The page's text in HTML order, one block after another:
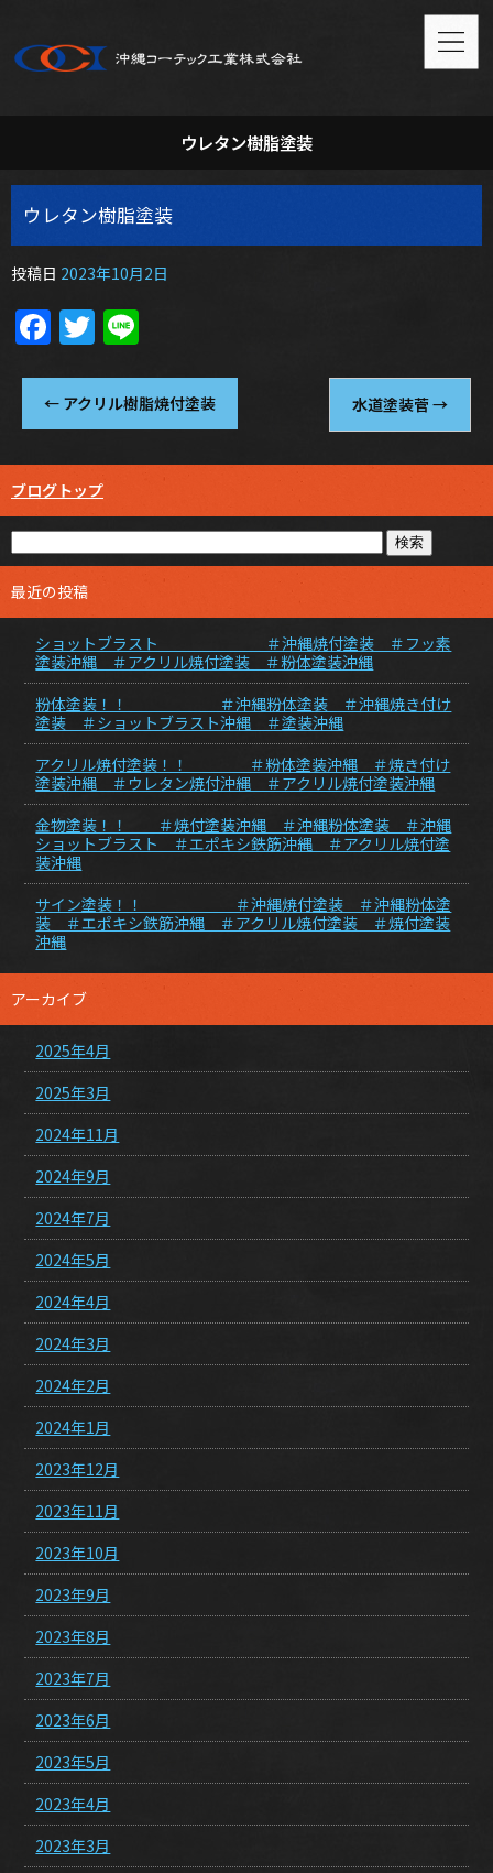
ウレタン樹脂塗装
ウレタン樹脂塗装
投稿日 2023年10月2日
Facebook
Twitter
← アクリル樹脂焼付塗装 水道塗装菅→
ブログトップ
最近の投稿
ショットブラスト ＃沖縄焼付塗装 ＃フッ素
塗装沖縄 ＃アクリル焼付塗装 ＃粉体塗装沖縄
粉体塗装！！ ＃沖縄粉体塗装 ＃沖縄焼き付け
塗装 ＃ショットブラスト沖縄 ＃塗装沖縄
アクリル焼付塗装！！ ＃粉体塗装沖縄 ＃焼き付け
塗装沖縄 ＃ウレタン焼付沖縄 ＃アクリル焼付塗装沖縄
金物塗装！！ ＃焼付塗装沖縄 ＃沖縄粉体塗装 ＃沖縄
ショットブラスト ＃エポキシ鉄筋沖縄 ＃アクリル焼付塗
装沖縄
サイン塗装！！ ＃沖縄焼付塗装 ＃沖縄粉体塗
装 ＃エポキシ鉄筋沖縄 ＃アクリル焼付塗装 ＃焼付塗装
沖縄
アーカイブ
2025年4月
2025年3月
2024年11月
2024年9月
2024年7月
2024年5月
2024年4月
2024年3月
2024年2月
2024年1月
2023年12月
2023年11月
2023年10月
2023年9月
2023年8月
2023年7月
2023年6月
2023年5月
2023年4月
2023年3月